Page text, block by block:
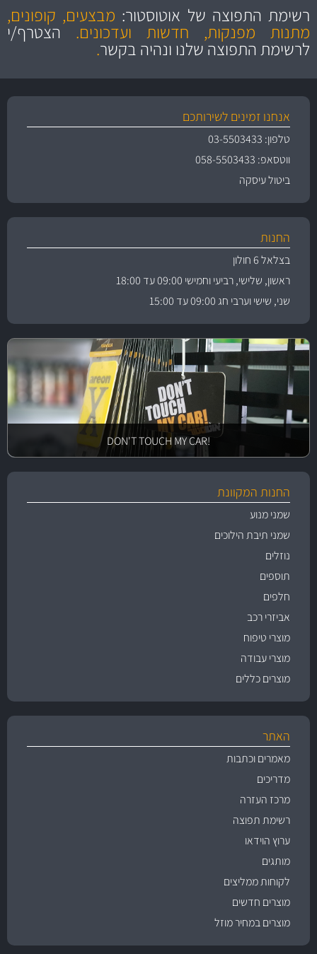
ושירות מצויין הוגנים
והיצע מוצרים איכותירשימת התפוצה של אוטוסטור: מבצעים, קופונים,
מתנות מפנקות, חדשות ועדכונים. הצטרף/י
לרשימת התפוצה שלנו ונהיה בקשר.
אנחנו זמינים לשירותכם
טלפון: 03-5503433
ווטסאפ: 058-5503433
ביטול עיסקה
החנות
בצלאל 6 חולון
ראשון, שלישי, רביעי וחמישי 09:00 עד 18:00
שני, שישי וערבי חג 09:00 עד 15:00
!DON'T TOUCH MY CAR
החנות המקוונת
שמני מנוע
שמני תיבת הילוכים
נוזלים
תוספים
חלפים
אביזרי רכב
מוצרי טיפוח
מוצרי עבודה
מוצרים כללים
האתר
מאמרים וכתבות
מדריכים
מרכז העזרה
רשימת תפוצה
ערוץ הוידאו
מותגים
לקוחות ממליצים
מוצרים חדשים
מוצרים במחיר מוזל